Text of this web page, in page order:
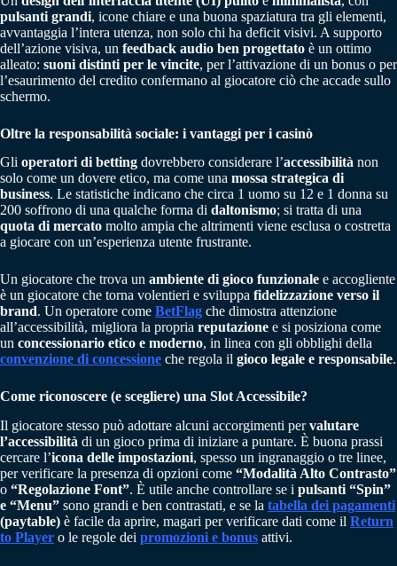
pulsanti grandi, icone chiare e una buona spaziatura tra gli elementi,
avvantaggia l’intera utenza, non solo chi ha deficit visivi. A supporto
dell’azione visiva, un feedback audio ben progettato è un ottimo
alleato: suoni distinti per le vincite, per l’attivazione di un bonus o per
l’esaurimento del credito confermano al giocatore ciò che accade sullo
schermo.
Oltre la responsabilità sociale: i vantaggi per i casinò
Gli operatori di betting dovrebbero considerare l’accessibilità non
solo come un dovere etico, ma come una mossa strategica di
business. Le statistiche indicano che circa 1 uomo su 12 e 1 donna su
200 soffrono di una qualche forma di daltonismo; si tratta di una
quota di mercato molto ampia che altrimenti viene esclusa o costretta
a giocare con un’esperienza utente frustrante.
Un giocatore che trova un ambiente di gioco funzionale e accogliente
è un giocatore che torna volentieri e sviluppa fidelizzazione verso il
brand. Un operatore come BetFlag che dimostra attenzione
all’accessibilità, migliora la propria reputazione e si posiziona come
un concessionario etico e moderno, in linea con gli obblighi della
convenzione di concessione che regola il gioco legale e responsabile.
Come riconoscere (e scegliere) una Slot Accessibile?
Il giocatore stesso può adottare alcuni accorgimenti pervalutare
l’accessibilità di un gioco prima di iniziare a puntare. È buona prassi
cercare l’icona delle impostazioni, spesso un ingranaggio o tre linee,
per verificare la presenza di opzioni come “Modalità Alto Contrasto”
o “Regolazione Font”. È utile anche controllare se i pulsanti “Spin”
e “Menu” sono grandi e ben contrastati, e se la tabella dei pagamenti
(paytable) è facile da aprire, magari per verificare dati come il Return
to Player o le regole dei promozioni e bonus attivi.